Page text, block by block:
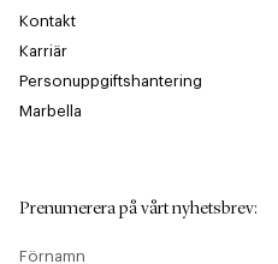
Kontakt
Karriär
Personuppgiftshantering
Marbella
Prenumerera på vårt nyhetsbrev:
Förnamn